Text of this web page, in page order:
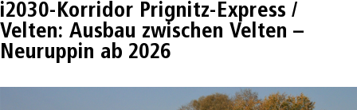
i2030-Korridor Prignitz-Express /
Velten: Ausbau zwischen Velten –
Neuruppin ab 2026